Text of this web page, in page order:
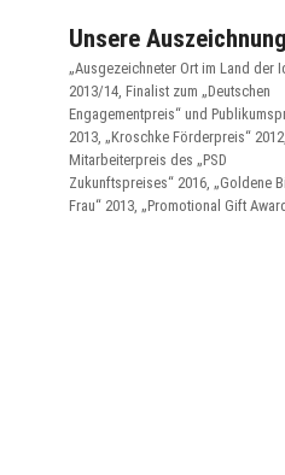
Unsere
„Ausgezeichneter Ort im Land der
2013/14, Finalist zum „Deutschen
Engagementpreis“ und
2013, „Kroschke Förderpreis“ 2012,
Mitarbeiterpreis des „PSD
Zukunftspreises“ 2016, „Goldene
Frau“ 2013, „Promotional Gift